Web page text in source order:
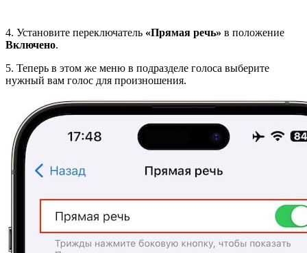
4. Установите переключатель «Прямая речь» в положение
Включено.
5. Теперь в этом же меню в подразделе голоса выберите
нужный вам голос для произношения.